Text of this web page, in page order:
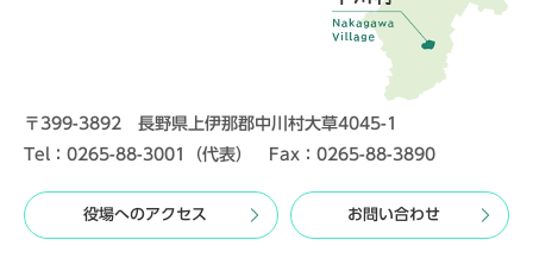
〒399-3892 長野県上伊那郡中川村大草4045-1
Tel：0265-88-3001（代表） Fax：0265-88-3890
役場へのアクセス お問い合わせ